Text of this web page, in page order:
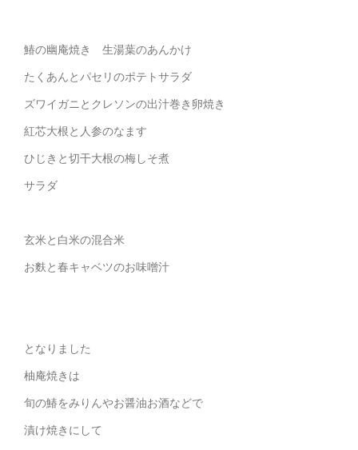
鰆の幽庵焼き 生湯葉のあんかけ
たくあんとパセリのポテトサラダ
ズワイガニとクレソンの出汁巻き卵焼き
紅芯大根と人参のなます
ひじきと切干大根の梅しそ煮
サラダ
玄米と白米の混合米
お麩と春キャベツのお味噌汁
となりました
柚庵焼きは
旬の鰆をみりんやお醤油お酒などで
漬け焼きにして